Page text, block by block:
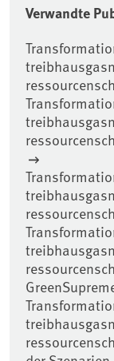
Verwandte